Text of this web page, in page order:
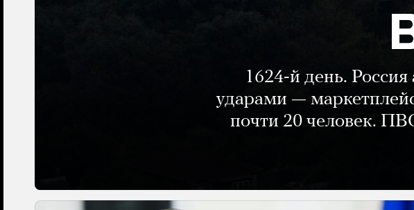
1624-й день.
ударами —
почти 20 человек.